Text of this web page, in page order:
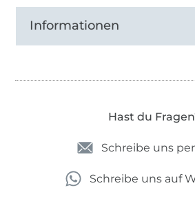
Informationen
Hast du
Schreibe uns
Schreibe uns auf